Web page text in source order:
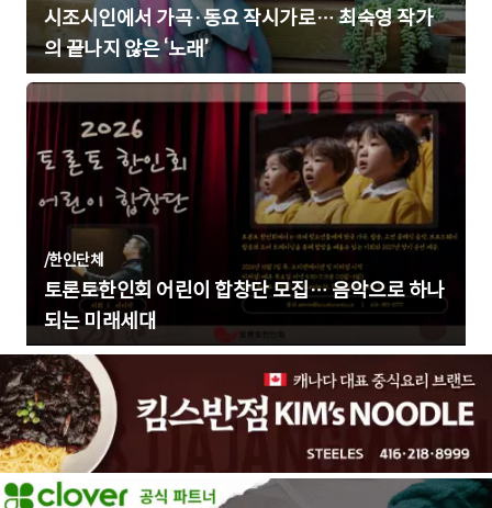
시조시인에서 가곡·동요 작시가로… 최숙영 작가
의 끝나지 않은 ‘노래’
/한인단체
토론토한인회 어린이 합창단 모집… 음악으로 하나
되는 미래세대